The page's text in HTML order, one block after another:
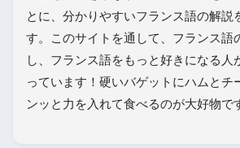
とに、分かりやすいフランス語の解説
す。このサイトを通して、フランス語
し、フランス語をもっと好きになる人
っています！硬いバゲットにハムとチ
ンッと力を入れて食べるのが大好物で